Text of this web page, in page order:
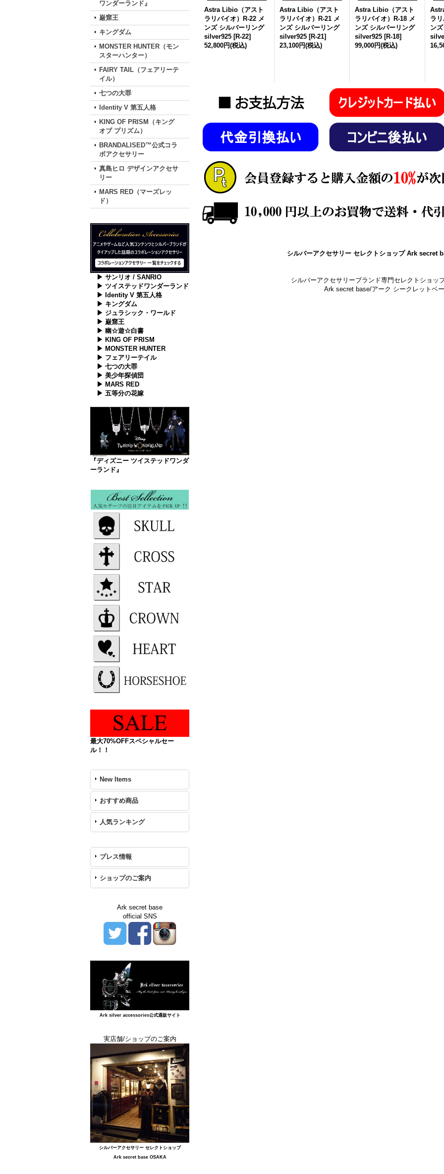
ワンダーランド』
巌窟王
キングダム
MONSTER HUNTER（モン
スターハンター）
FAIRY TAIL（フェアリーテ
イル）
七つの大罪
Identity V 第五人格
KING OF PRISM（キング
オブ プリズム）
BRANDALISED™公式コラ
ボアクセサリー
真島ヒロ デザインアクセサ
リー
MARS RED（マーズレッ
ド）
▶ サンリオ / SANRIO
▶ ツイステッドワンダーランド
▶ Identity V 第五人格
▶ キングダム
▶ ジュラシック・ワールド
▶ 巌窟王
▶ 幽☆遊☆白書
▶ KING OF PRISM
▶ MONSTER HUNTER
▶ フェアリーテイル
▶ 七つの大罪
▶ 美少年探偵団
▶ MARS RED
▶ 五等分の花嫁
『ディズニー ツイステッドワンダ
ーランド』
最大70%OFFスペシャルセー
ル！！
New Items
おすすめ商品
人気ランキング
プレス情報
ショップのご案内
Ark secret base
official SNS
Ark silver accessories公式通販サイト
実店舗/ショップのご案内
シルバーアクセサリー セレクトショップ
Ark secret base OSAKA
Astra Libio（アスト
ラリバイオ）R-22 メ
ンズ シルバーリング
silver925 [R-22]
52,800円(税込)
Astra Libio（アスト
ラリバイオ）R-21 メ
ンズ シルバーリング
silver925 [R-21]
23,100円(税込)
Astra Libio（アスト
ラリバイオ）R-18 メ
ンズ シルバーリング
silver925 [R-18]
99,000円(税込)
ラ
ン
シルバーアクセサリー セレクトショップ Ark secret
シルバーアクセサリーブランド専門セレクトショ
Ark secret base/アーク シークレットベ